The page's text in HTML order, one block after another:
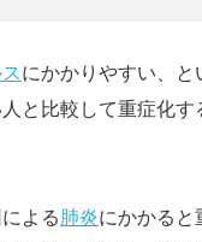
にかかりやすい、
と比較して重症化
よる肺炎にかかると